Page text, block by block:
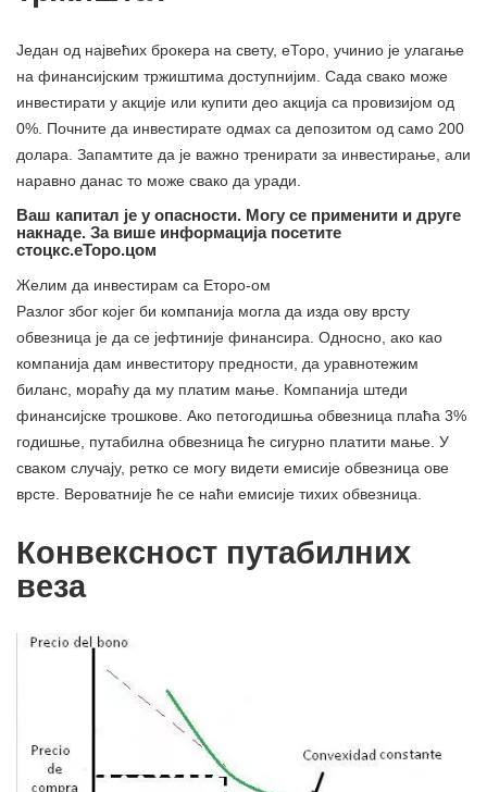
Један од највећих брокера на свету, еТоро, учинио је улагање
на финансијским тржиштима доступнијим. Сада свако може
инвестирати у акције или купити део акција са провизијом од
0%. Почните да инвестирате одмах са депозитом од само 200
долара. Запамтите да је важно тренирати за инвестирање, али
наравно данас то може свако да уради.
Ваш капитал је у опасности. Могу се применити и друге
накнаде. За више информација посетите
стоцкс.еТоро.цом
Желим да инвестирам са Еторо-ом
Разлог због којег би компанија могла да изда ову врсту
обвезница је да се јефтиније финансира. Односно, ако као
компанија дам инвеститору предности, да уравнотежим
биланс, мораћу да му платим мање. Компанија штеди
финансијске трошкове. Ако петогодишња обвезница плаћа 3%
годишње, путабилна обвезница ће сигурно платити мање. У
сваком случају, ретко се могу видети емисије обвезница ове
врсте. Вероватније ће се наћи емисије тихих обвезница.
Конвексност путабилних
веза